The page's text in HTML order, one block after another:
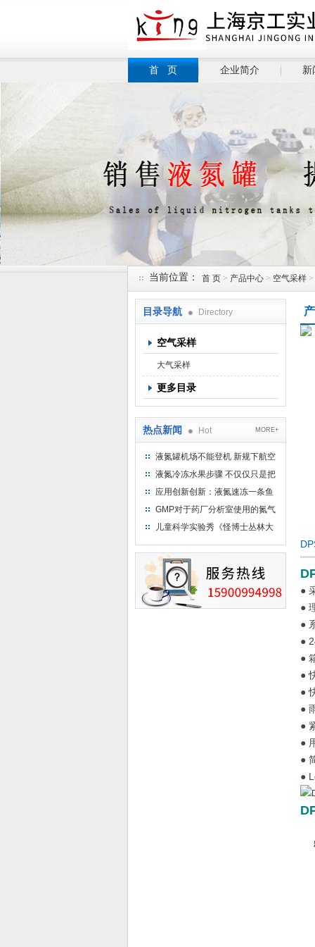
上海京工实业有限公司
首 页 企业简介 新
当前位置： 首 页 > 产品中心 > 空气采样 >
目录导航 Directory
空气采样
大气采样
更多目录
热点新闻 Hot MORE+
液氮罐机场不能登机 新规下航空
运输罐能否上飞机
液氮冷冻水果步骤 不仅仅只是把
水果扔到液氮中
应用创新创新：液氮速冻一条鱼
只需15分钟 保持活鲜一整年
GMP对于药厂分析室使用的氮气
钢瓶存放标准
儿童科学实验秀《怪博士丛林大
及
●
●
●
●
●
●
●
●
●
●
●
●